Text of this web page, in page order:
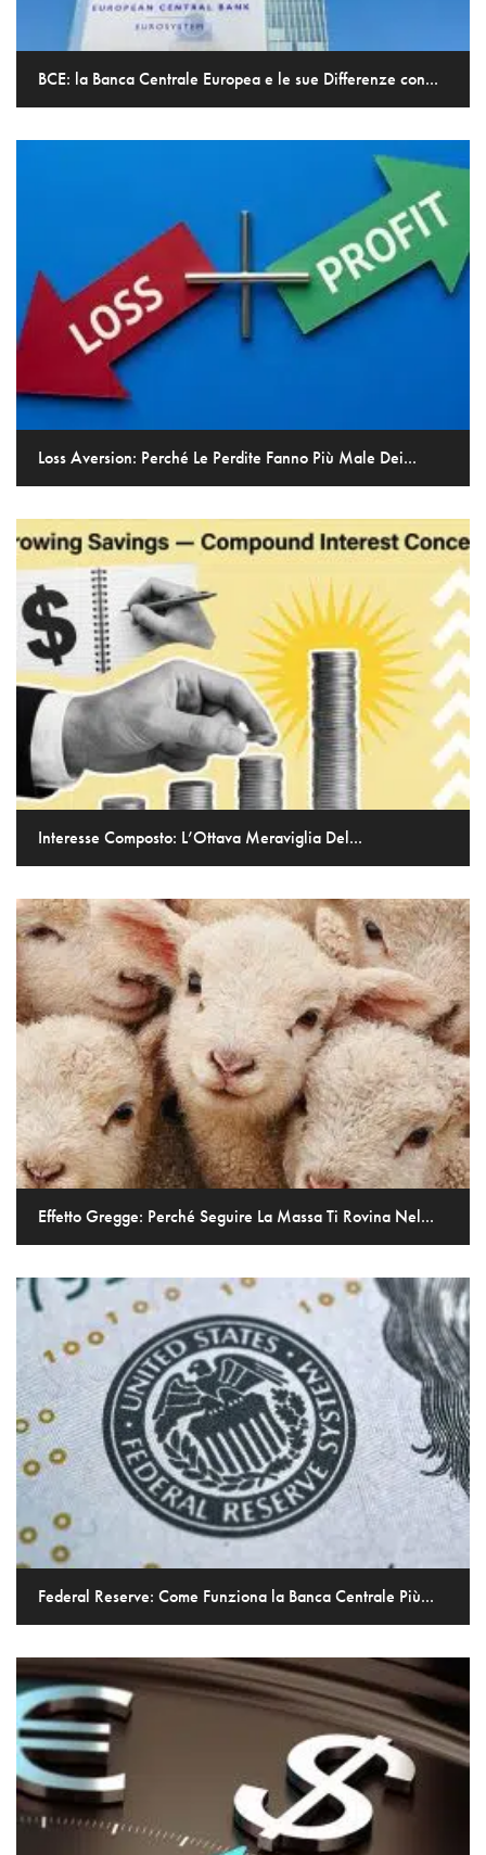
BCE: la Banca Centrale Europea e le sue Differenze con...
Loss Aversion: Perché Le Perdite Fanno Più Male Dei...
Interesse Composto: L’Ottava Meraviglia Del...
Effetto Gregge: Perché Seguire La Massa Ti Rovina Nel...
Federal Reserve: Come Funziona la Banca Centrale Più...